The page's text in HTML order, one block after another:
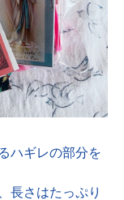
ハギレの部分を
長さはたっぷり